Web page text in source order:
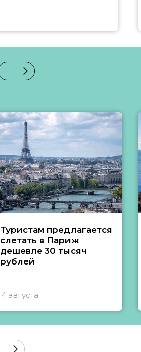
Туристам предлагается
слетать в Париж
дешевле 30 тысяч
рублей
4 августа